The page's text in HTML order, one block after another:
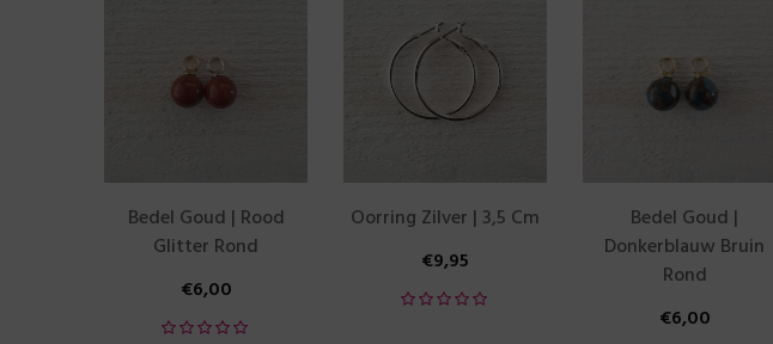
Bedel Goud | Rood
Glitter Rond
€6,00
Oorring Zilver | 3,5 Cm
€9,95
Bedel Goud |
Donkerblauw Bruin
Rond
€6,00